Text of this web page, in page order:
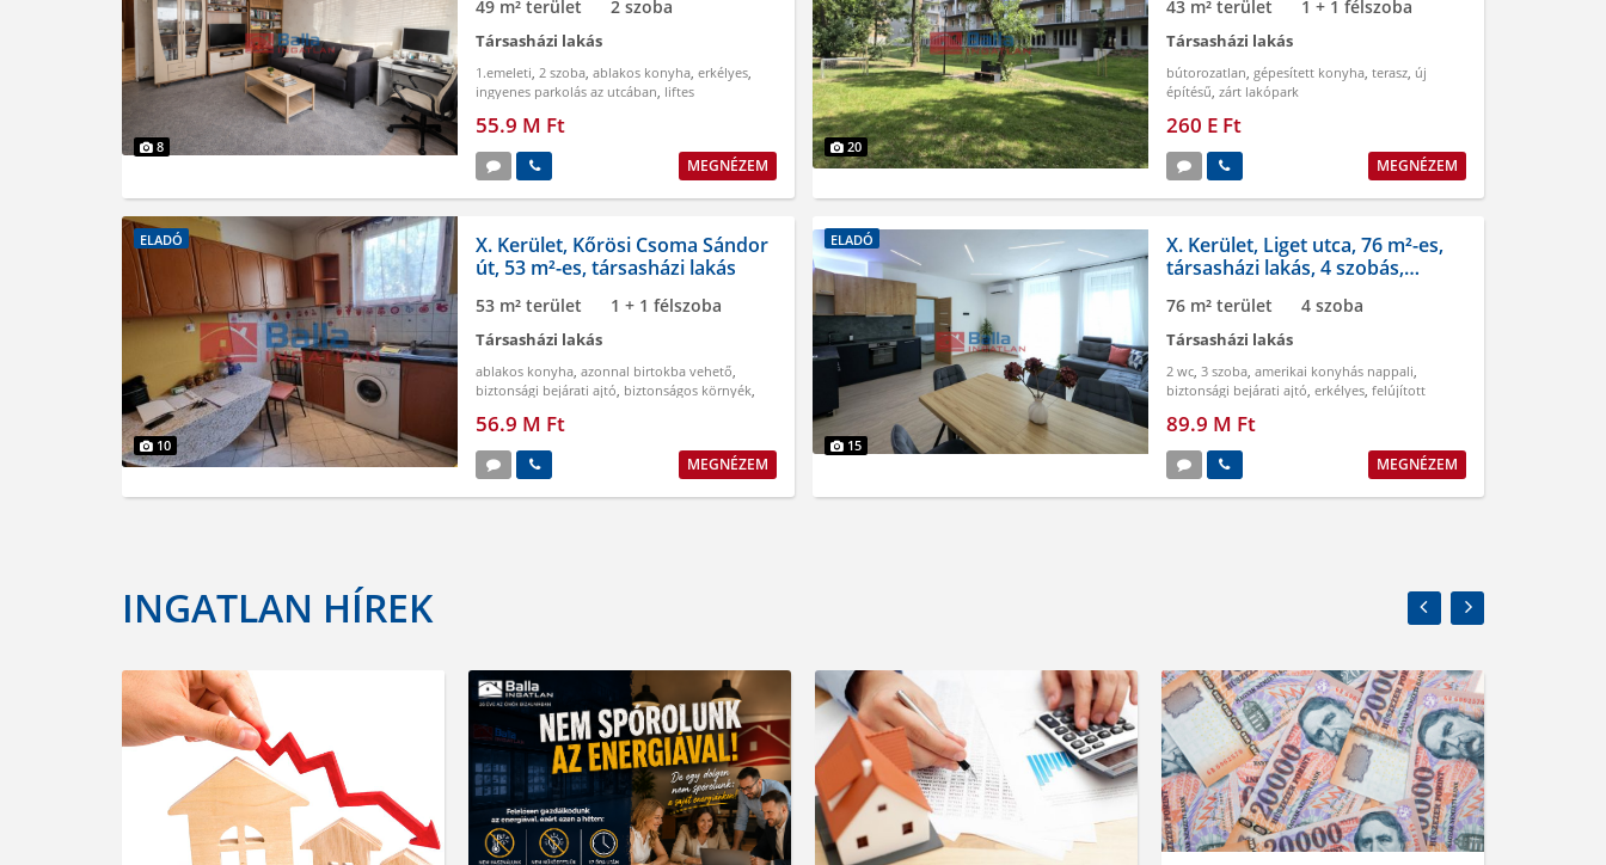
8
49 m² terület 2 szoba
Társasházi lakás
1.emeleti,2 szoba,ablakos konyha,erkélyes,
ingyenes parkolás az utcában, liftes
55.9 M Ft
MEGNÉZEM
20
43 m² terület 1 + 1 félszoba
Társasházi lakás
bútorozatlan, gépesített konyha, terasz, új
építésű, zárt lakópark
260 E Ft
MEGNÉZEM
ELADÓ
10
X. Kerület, Kőrösi Csoma Sándor
út, 53 m²-es, társasházi lakás
53 m² terület 1 + 1 félszoba
Társasházi lakás
ablakos konyha,azonnal birtokba vehető,
biztonsági bejárati ajtó, biztonságos környék,
56.9 M Ft
MEGNÉZEM
ELADÓ
15
X. Kerület, Liget utca, 76 m²-es,
társasházi lakás, 4 szobás,
76 m² terület 4 szoba
Társasházi lakás
2 wc, 3 szoba, amerikai konyhás nappali,
biztonsági bejárati ajtó, erkélyes, felújított
89.9 M Ft
MEGNÉZEM
INGATLAN HÍREK